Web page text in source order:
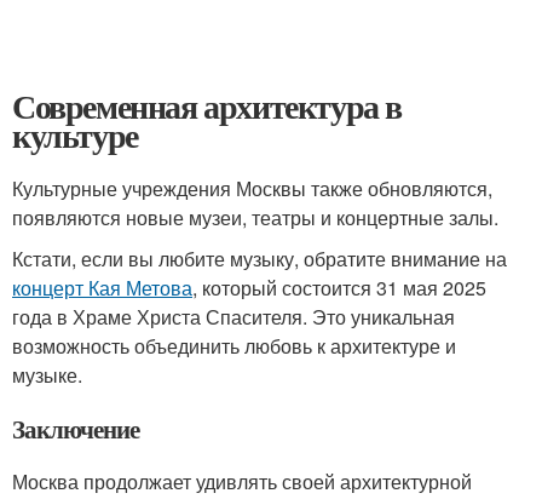
Современная архитектура в
культуре
Культурные учреждения Москвы также обновляются,
появляются новые музеи, театры и концертные залы.
Кстати, если вы любите музыку, обратите внимание на
концерт Кая Метова, который состоится 31 мая 2025
года в Храме Христа Спасителя. Это уникальная
возможность объединить любовь к архитектуре и
музыке.
Заключение
Москва продолжает удивлять своей архитектурной